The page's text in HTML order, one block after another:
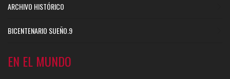
ARCHIVO HISTÓRICO
BICENTENARIO SUEÑO.9
EN EL MUNDO